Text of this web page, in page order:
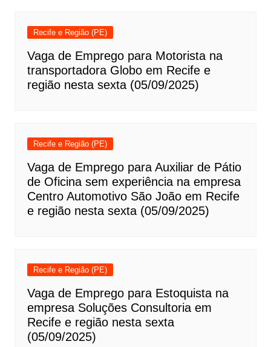
Recife e Região (PE)
Vaga de Emprego para Motorista na
transportadora Globo em Recife e
região nesta sexta (05/09/2025)
Recife e Região (PE)
Vaga de Emprego para Auxiliar de Pátio
de Oficina sem experiência na empresa
Centro Automotivo São João em Recife
e região nesta sexta (05/09/2025)
Recife e Região (PE)
Vaga de Emprego para Estoquista na
empresa Soluções Consultoria em
Recife e região nesta sexta
(05/09/2025)